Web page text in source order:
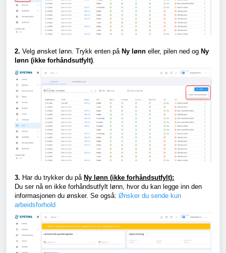
2. Velg ønsket lønn. Trykk enten på Ny lønn eller, pilen ned og Ny
lønn (ikke forhåndsutfylt).
3. Har du trykker du på Ny lønn (ikke forhåndsutfylt):
Du ser nå en ikke forhåndsutfylt lønn, hvor du kan legge inn den
informasjonen du ønsker. Se også: Ønsker du sende kun
arbeidsforhold